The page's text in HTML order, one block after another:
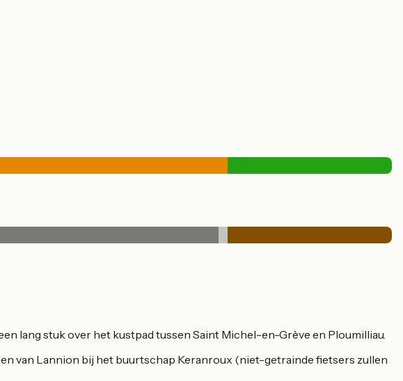
lang stuk over het kustpad tussen Saint Michel-en-Grève en Ploumilliau.
van Lannion bij het buurtschap Keranroux (niet-getrainde fietsers zullen